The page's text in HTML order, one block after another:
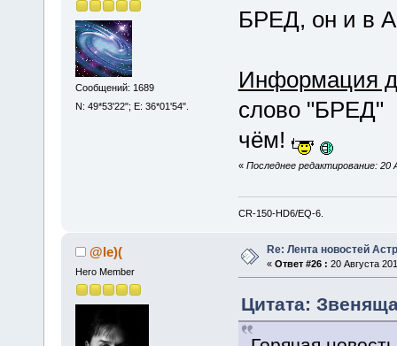
Сообщений: 1689
N: 49*53'22"; E: 36*01'54".
БРЕД, он и в
Информация
слово "БРЕД"
чём!
« Последнее редактирование: 20
CR-150-HD6/EQ-6.
@le)(
Hero Member
Re: Лента новостей
« Ответ #26 : 20 Августа
Цитата: